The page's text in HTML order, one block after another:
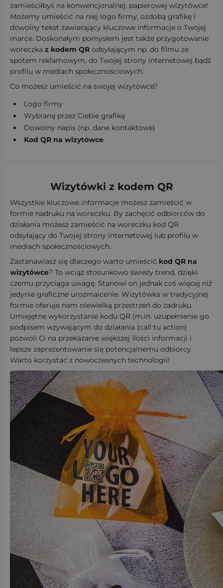
zamieściłbyś na konwencjonalnej, papierowej wizytówce!
Możemy umieścić na niej logo firmy, ozdobą grafikę i
dowolny tekst zawierający kluczowe informacje o Twojej
marce. Doskonałym pomysłem jest także przygotowanie
woreczka z kodem QR odsyłającym np. do filmu ze
spotem reklamowym, do Twojej strony internetowej bądź
profilu w mediach społecznościowych.
Co możesz umieścić na swojej wizytówce?
Logo firmy
Wybraną przez Ciebie grafikę
Dowolny napis (np. dane kontaktowe)
Kod QR na wizytówce
Wizytówki z kodem QR
Wszystkie kluczowe informacje możesz zamieścić w
formie nadruku na woreczku. By zachęcić odbiorców do
działania możesz zamieścić na woreczku kod QR
odsyłający do Twojej strony internetowej lub profilu w
mediach społecznościowych.
Zastanawiasz się dlaczego warto umieścić kod QR na
wizytówce? To wciąż stosunkowo świeży trend, dzięki
czemu przyciąga uwagę. Stanowi on jednak coś więcej niż
jedynie graficzne urozmaicenie. Wizytówka w tradycyjnej
formie oferuje nam niewielką przestrzeń do zadruku.
Umiejętne wykorzystanie kodu QR (m.in. uzupełnienie go
podpisem wzywającym do działania (call tu action)
pozwoli Ci na przekazanie większej ilości informacji i
lepsze zaprezentowanie się potencjalnemu odbiorcy.
Warto korzystać z nowoczesnych technologii!